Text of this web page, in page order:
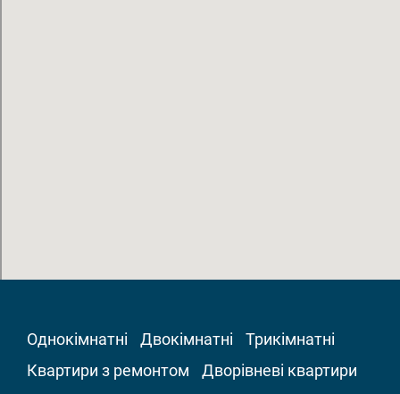
Однокімнатні Двокімнатні
Трикімнатні
Квартири з ремонтом
Дворівневі квартири